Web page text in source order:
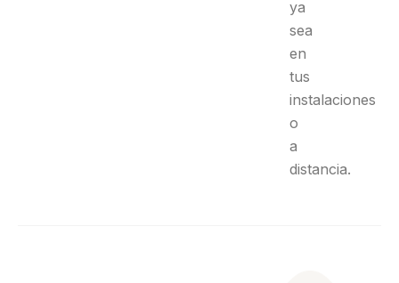
ya
sea
en
tus
instalaciones
o
a
distancia.